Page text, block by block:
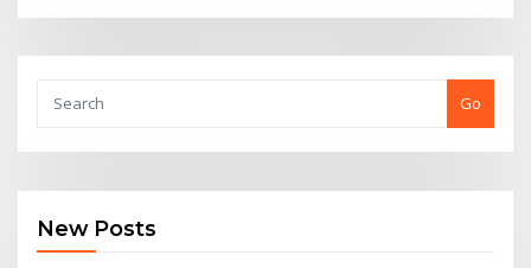
Go
New Posts